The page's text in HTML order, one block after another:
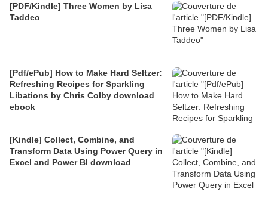
[PDF/Kindle] Three Women by Lisa
Taddeo
[Pdf/ePub] How to Make Hard Seltzer:
Refreshing Recipes for Sparkling
Libations by Chris Colby download
ebook
[Kindle] Collect, Combine, and
Transform Data Using Power Query in
Excel and Power BI download